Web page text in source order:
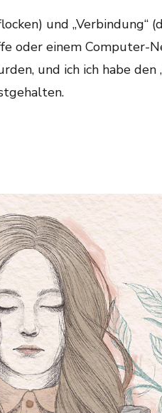
und „Verbindung“
einem Computer-
und ich ich habe